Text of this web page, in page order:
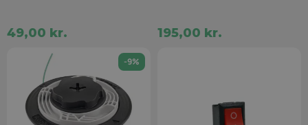
49,00 kr. 195,00 kr.
-9%